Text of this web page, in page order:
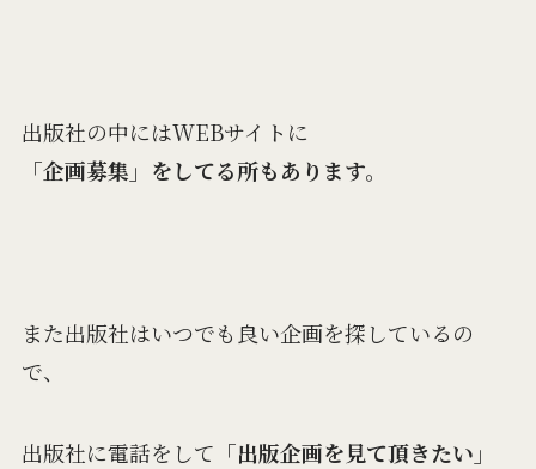
出版社の中にはWEBサイトに
「企画募集」をしてる所もあります。
また出版社はいつでも良い企画を探しているの
で、
出版社に電話をして 「出版企画を見て頂きたい」